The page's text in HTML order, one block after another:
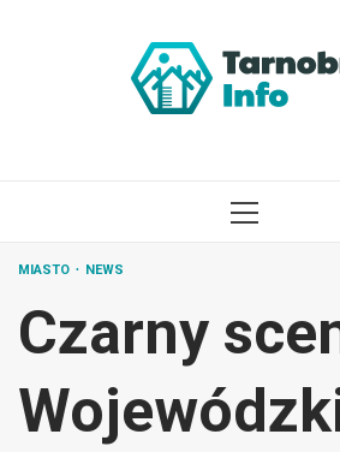
MENU
MIASTO NEWS
Czarny